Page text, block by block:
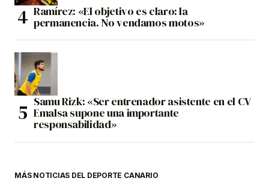
Ramírez: «El objetivo es claro: la
permanencia. No vendamos motos»
Samu Rizk: «Ser entrenador asistente en el CV
Emalsa supone una importante
responsabilidad»
MÁS NOTICIAS DEL DEPORTE CANARIO